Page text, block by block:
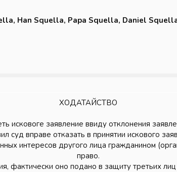
Han Squella, Papa Squella, Daniel
ХОДАТАЙСТВО
исковоге заявление ввиду отклонения
суд вправе отказать в принятии искового
интересов другого лица гражданином
право.​
фактически оно подано в защиту третьих